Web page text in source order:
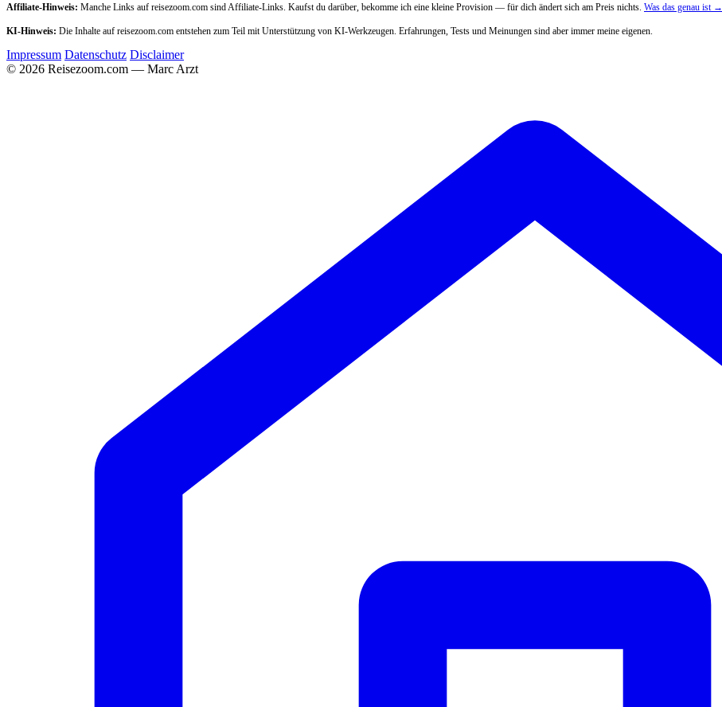
Affiliate-Hinweis: Manche Links auf reisezoom.com sind Affiliate-Links. Kaufst du darüber, bekomme ich eine kleine Provision — für dich ändert sich am Preis nichts. Was das genau ist →
KI-Hinweis: Die Inhalte auf reisezoom.com entstehen zum Teil mit Unterstützung von KI-Werkzeugen. Erfahrungen, Tests und Meinungen sind aber immer meine eigenen.
Impressum Datenschutz Disclaimer
© 2026 Reisezoom.com — Marc Arzt